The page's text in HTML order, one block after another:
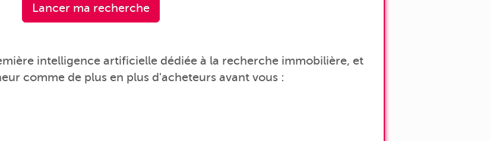
Lancer ma recherche
intelligence artificielle dédiée à la recherche immobilière, et
comme de plus en plus d'acheteurs avant vous :